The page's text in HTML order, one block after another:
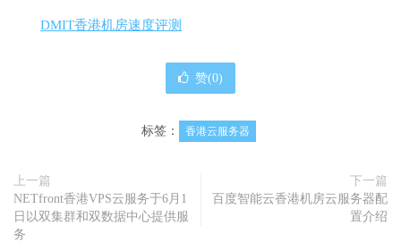
DMIT香港机房速度评测
赞(0)
标签： 香港云服务器
上一篇
NETfront香港VPS云服务于6月1
日以双集群和双数据中心提供服
务
下一篇
百度智能云香港机房云服务器配
置介绍